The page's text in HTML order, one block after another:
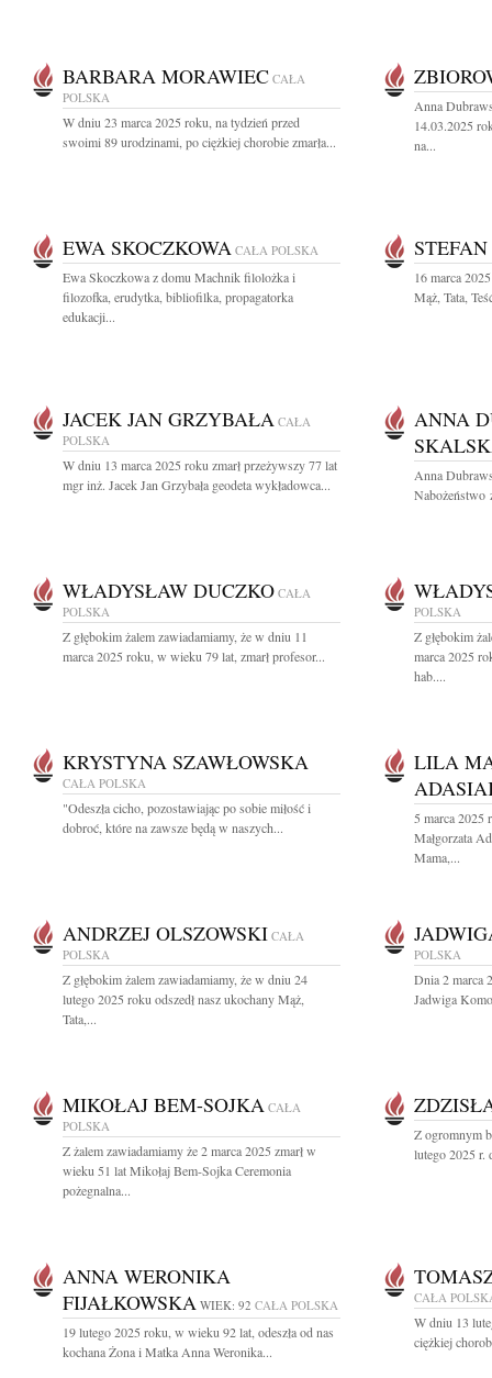
BARBARA MORAWIEC CAŁA
POLSKA
W dniu 23 marca 2025 roku, na tydzień przed
swoimi 89 urodzinami, po ciężkiej chorobie zmarła...
Anna
14.03.2025
na...
EWA SKOCZKOWA CAŁA POLSKA
Ewa Skoczkowa z domu Machnik filolożka i
filozofka, erudytka, bibliofilka, propagatorka
edukacji...
16 marca
Mąż, Tata,
JACEK JAN GRZYBAŁA CAŁA
POLSKA
W dniu 13 marca 2025 roku zmarł przeżywszy 77 lat
mgr inż. Jacek Jan Grzybała geodeta wykładowca...
ANNA
Anna
Nabożeństwo
WŁADYSŁAW DUCZKO CAŁA
POLSKA
Z głębokim żalem zawiadamiamy, że w dniu 11
marca 2025 roku, w wieku 79 lat, zmarł profesor...
POLSKA
Z głębokim
marca 2025
hab....
KRYSTYNA SZAWŁOWSKA
CAŁA POLSKA
"Odeszła cicho, pozostawiając po sobie miłość i
dobroć, które na zawsze będą w naszych...
LILA
5 marca 2025
Małgorzata
Mama,...
ANDRZEJ OLSZOWSKI CAŁA
POLSKA
Z głębokim żalem zawiadamiamy, że w dniu 24
lutego 2025 roku odszedł nasz ukochany Mąż,
Tata,...
POLSKA
Dnia 2 marca
Jadwiga
MIKOŁAJ BEM-SOJKA CAŁA
POLSKA
Z żalem zawiadamiamy że 2 marca 2025 zmarł w
wieku 51 lat Mikołaj Bem-Sojka Ceremonia
pożegnalna...
Z ogromnym
lutego 2025 r.
ANNA WERONIKA
FIJAŁKOWSKA WIEK: 92 CAŁA POLSKA
19 lutego 2025 roku, w wieku 92 lat, odeszła od nas
kochana Żona i Matka Anna Weronika...
CAŁA
W dniu 13
ciężkiej